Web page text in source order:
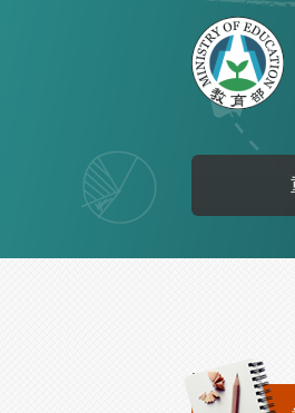
:::